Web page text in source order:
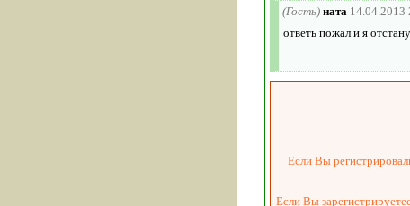
(Гость) ната 14.04.2013
ответь пожал и я
Если Вы
Если Вы